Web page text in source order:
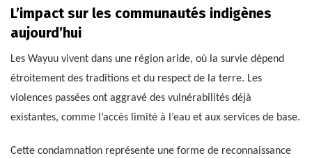
L’impact sur les communautés indigènes
aujourd’hui
Les Wayuu vivent dans une région aride, où la survie dépend
étroitement des traditions et du respect de la terre. Les
violences passées ont aggravé des vulnérabilités déjà
existantes, comme l’accès limité à l’eau et aux services de base.
Cette condamnation représente une forme de reconnaissance